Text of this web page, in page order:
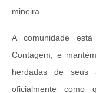
mineira.
A comunidade
Contagem, e
herdadas de seus
oficialmente como